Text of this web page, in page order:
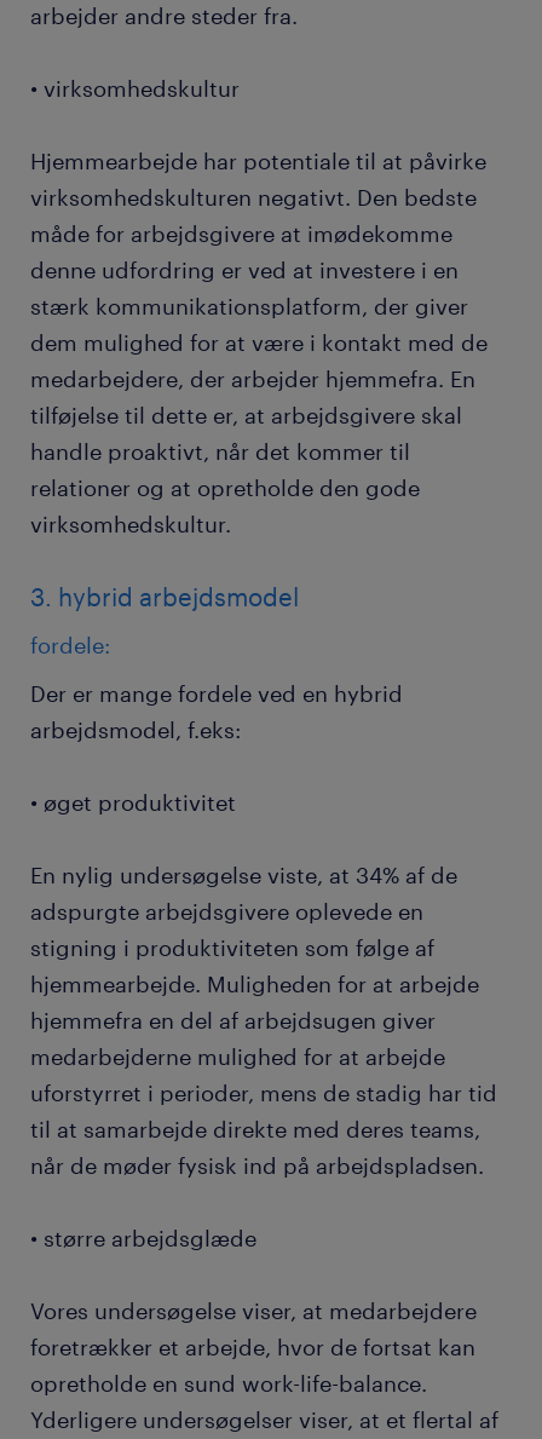
arbejder andre steder fra.
• virksomhedskultur
Hjemmearbejde har potentiale til at påvirke
virksomhedskulturen negativt. Den bedste
måde for arbejdsgivere at imødekomme
denne udfordring er ved at investere i en
stærk kommunikationsplatform, der giver
dem mulighed for at være i kontakt med de
medarbejdere, der arbejder hjemmefra. En
tilføjelse til dette er, at arbejdsgivere skal
handle proaktivt, når det kommer til
relationer og at opretholde den gode
virksomhedskultur.
3. hybrid arbejdsmodel
fordele:
Der er mange fordele ved en hybrid
arbejdsmodel, f.eks:
• øget produktivitet
En nylig undersøgelse viste, at 34% af de
adspurgte arbejdsgivere oplevede en
stigning i produktiviteten som følge af
hjemmearbejde. Muligheden for at arbejde
hjemmefra en del af arbejdsugen giver
medarbejderne mulighed for at arbejde
uforstyrret i perioder, mens de stadig har tid
til at samarbejde direkte med deres teams,
når de møder fysisk ind på arbejdspladsen.
• større arbejdsglæde
Vores undersøgelse viser, at medarbejdere
foretrækker et arbejde, hvor de fortsat kan
opretholde en sund work-life-balance.
Yderligere undersøgelser viser, at et flertal af